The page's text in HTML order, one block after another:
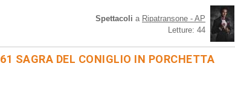
Spettacoli a Ripatransone - AP
Letture: 44
61 SAGRA DEL CONIGLIO IN PORCHETTA